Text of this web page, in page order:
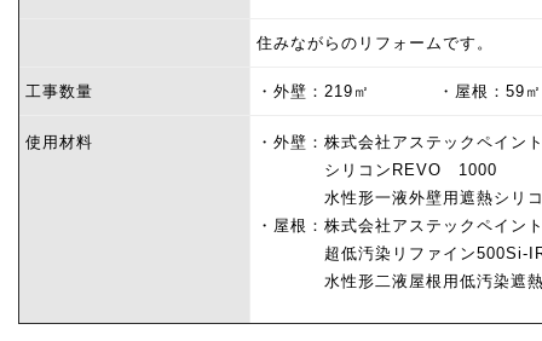
住みながらのリフォームです。
工事数量 ・外壁：219㎡ ・屋根：59㎡
使用材料
・外壁：株式会社アステックペイン
シリコンREVO 1000
水性形一液外壁用遮熱シリコ
・屋根：株式会社アステックペイン
超低汚染リファイン
水性形二液屋根用低汚染遮